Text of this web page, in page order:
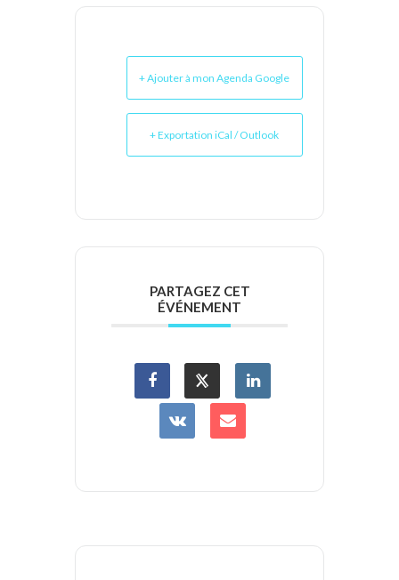
+ Ajouter à mon Agenda Google
+ Exportation iCal / Outlook
PARTAGEZ CET
ÉVÉNEMENT